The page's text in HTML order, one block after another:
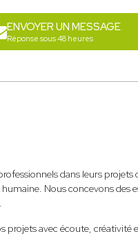
ENVOYER UN MESSAGE
Réponse sous 48 heures
dans leurs
Nous concevons des
projets avec écoute,